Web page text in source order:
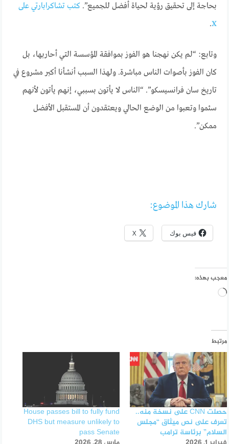
بحاجة إلى تحقيق رؤية لحياة أفضل للجميع”.كتب تشاكرابارتي على
X
.
وتابع: “لم يكن نهجنا هو الفوز بموافقة المؤسسة التي أحاربها، بل
كان الفوز بأصوات الناس مباشرة. ولهذا السبب أنشأنا أكبر مشروع في
تاريخ سان فرانسيسكو”. “الناس لا يأتون بسببي، إنهم يأتون لأنهم
سئموا وتعبوا من الوضع الحالي ويعتقدون أن المستقبل الأفضل
ممكن”.
شارك هذا الموضوع:
فيس بوك X
معجب بهذه:
جاري
مرتبط
حصلت CNN على نسخة منه..
تعرف على نص ميثاق “مجلس
السلام” برئاسة ترامب
House passes bill to fully fund
DHS but measure unlikely to
pass Senate